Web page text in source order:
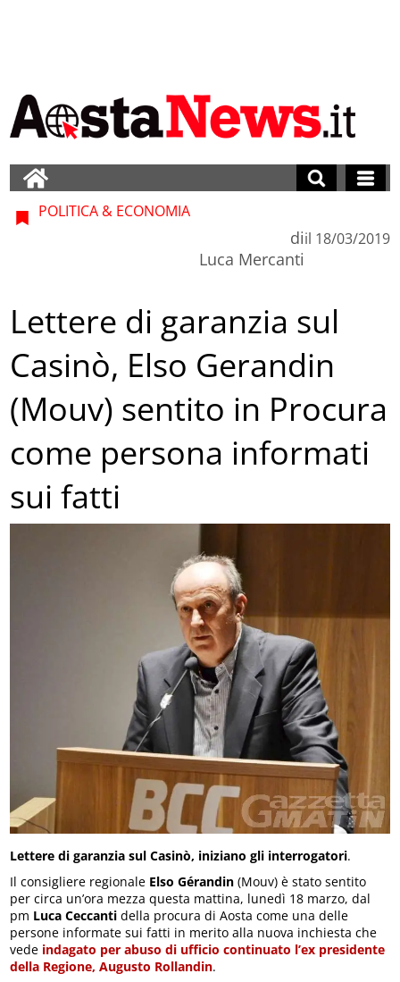
POLITICA & ECONOMIA
di
Luca Mercanti
il 18/03/2019
Lettere di garanzia sul
Casinò, Elso Gerandin
(Mouv) sentito in Procura
come persona informati
sui fatti
Lettere di garanzia sul Casinò, iniziano gli interrogatori.
Il consigliere regionale Elso Gérandin(Mouv) è stato sentito
per circa un’ora mezza questa mattina, lunedì 18 marzo, dal
pm Luca Ceccanti della procura di Aosta come una delle
persone informate sui fatti in merito alla nuova inchiesta che
vede indagato per abuso di ufficio continuato l’ex presidente
della Regione, Augusto Rollandin.